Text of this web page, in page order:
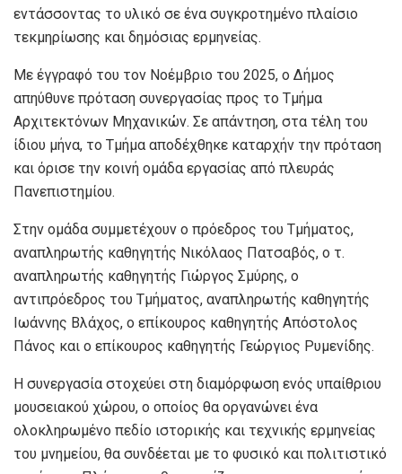
εντάσσοντας το υλικό σε ένα συγκροτημένο πλαίσιο
τεκμηρίωσης και δημόσιας ερμηνείας.
Με έγγραφό του τον Νοέμβριο του 2025, ο Δήμος
απηύθυνε πρόταση συνεργασίας προς το Τμήμα
Αρχιτεκτόνων Μηχανικών. Σε απάντηση, στα τέλη του
ίδιου μήνα, το Τμήμα αποδέχθηκε καταρχήν την πρόταση
και όρισε την κοινή ομάδα εργασίας από πλευράς
Πανεπιστημίου.
Στην ομάδα συμμετέχουν ο πρόεδρος του Τμήματος,
αναπληρωτής καθηγητής Νικόλαος Πατσαβός, ο τ.
αναπληρωτής καθηγητής Γιώργος Σμύρης, ο
αντιπρόεδρος του Τμήματος, αναπληρωτής καθηγητής
Ιωάννης Βλάχος, ο επίκουρος καθηγητής Απόστολος
Πάνος και ο επίκουρος καθηγητής Γεώργιος Ρυμενίδης.
Η συνεργασία στοχεύει στη διαμόρφωση ενός υπαίθριου
μουσειακού χώρου, ο οποίος θα οργανώνει ένα
ολοκληρωμένο πεδίο ιστορικής και τεχνικής ερμηνείας
του μνημείου, θα συνδέεται με το φυσικό και πολιτιστικό